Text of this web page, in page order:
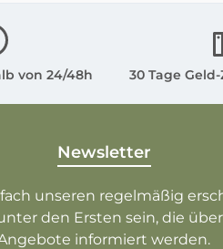
von 24/48h 30 Tage
Newsletter
unseren regelmäßig
den Ersten sein, die
informiert werden.